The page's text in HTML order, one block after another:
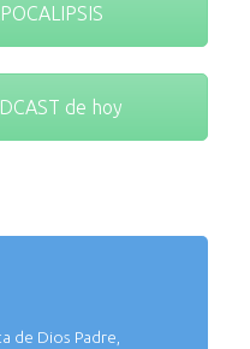
de hoy
de Dios Padre,